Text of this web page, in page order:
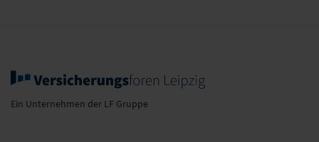
Ein Unternehmen der LF Gruppe